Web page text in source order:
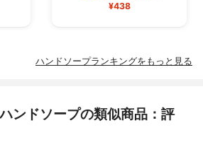
¥438
ハンドソープランキングをもっと見る
ンドソープの類似商品：評